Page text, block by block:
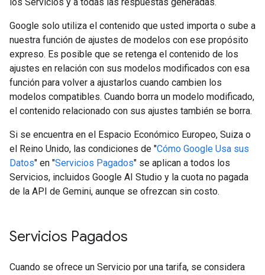
Google solo utiliza el contenido que usted importa o sube a
nuestra función de ajustes de modelos con ese propósito
expreso. Es posible que se retenga el contenido de los
ajustes en relación con sus modelos modificados con esa
función para volver a ajustarlos cuando cambien los
modelos compatibles. Cuando borra un modelo modificado,
el contenido relacionado con sus ajustes también se borra.
Si se encuentra en el Espacio Económico Europeo, Suiza o
el Reino Unido, las condiciones de "Cómo Google Usa sus
Datos" en "Servicios Pagados" se aplican a todos los
Servicios, incluidos Google AI Studio y la cuota no pagada
de la API de Gemini, aunque se ofrezcan sin costo.
Servicios Pagados
Cuando se ofrece un Servicio por una tarifa, se considera